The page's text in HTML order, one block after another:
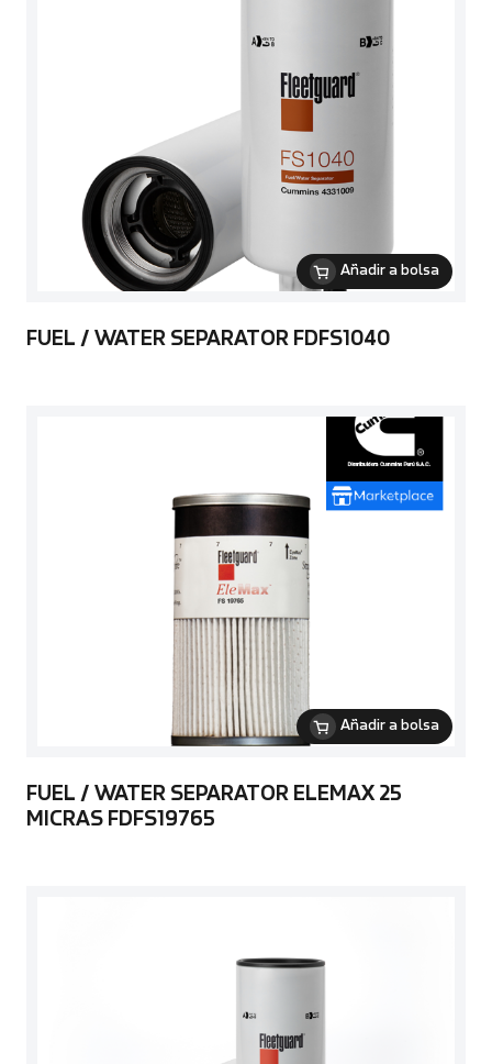
Añadir a bolsa
FUEL / WATER SEPARATOR FDFS1040
Añadir a bolsa
FUEL / WATER SEPARATOR ELEMAX 25
MICRAS FDFS19765